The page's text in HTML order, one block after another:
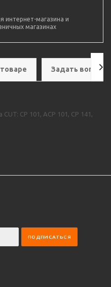
интернет-магазина и
магазинах
Задать вопрос
CP 101, ACP 101, CP 141,